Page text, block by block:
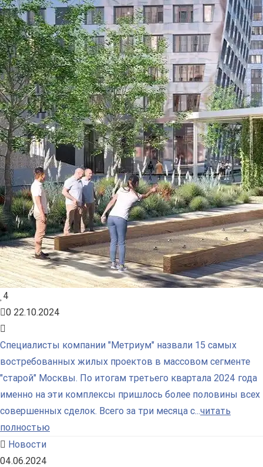
4
0 22.10.2024
Специалисты компании "Метриум" назвали 15 самых
востребованных жилых проектов в массовом сегменте
"старой" Москвы. По итогам третьего квартала 2024 года
именно на эти комплексы пришлось более половины всех
совершенных сделок. Всего за три месяца с...читать
полностью
Новости
04.06.2024